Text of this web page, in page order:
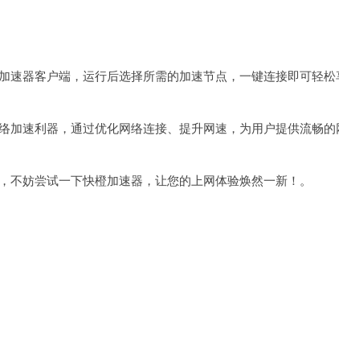
器客户端，运行后选择所需的加速节点，一键连接即可轻松
速利器，通过优化网络连接、提升网速，为用户提供流畅的
妨尝试一下快橙加速器，让您的上网体验焕然一新！。